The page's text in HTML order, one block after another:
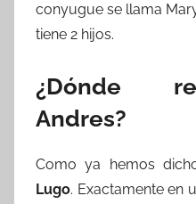
conyugue se llama
tiene 2 hijos.
¿Dónde
Andres?
Como ya hemos
Lugo. Exactamente en